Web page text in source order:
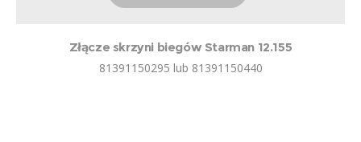
Złącze skrzyni biegów Starman 12.155
81391150295 lub 81391150440